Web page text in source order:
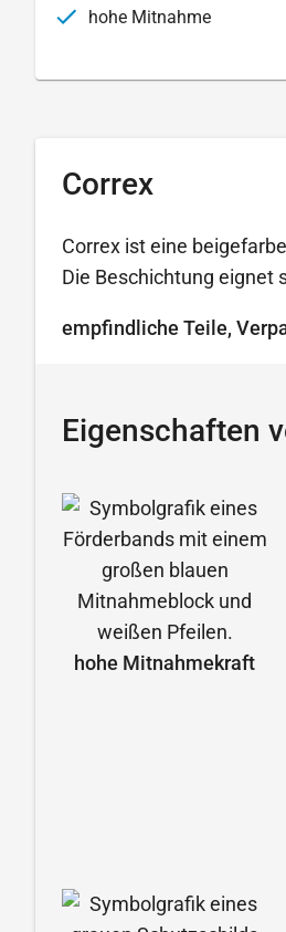
hohe Mitnahme
Correx
Correx ist eine
Die Beschichtung eignet
empfindliche Teile,
Eigenschaften
hohe Mitnahmekraft